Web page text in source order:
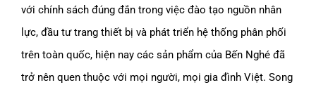
với chính sách đúng đắn trong việc đào tạo nguồn nhân
lực, đầu tư trang thiết bị và phát triển hệ thống phân phối
trên toàn quốc, hiện nay các sản phẩm của Bến Nghé đã
trở nên quen thuộc với mọi người, mọi gia đình Việt. Song